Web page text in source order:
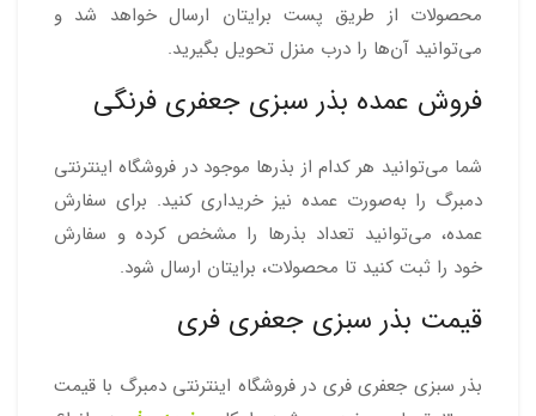
محصولات از طریق پست برایتان ارسال خواهد شد و
می‌توانید آن‌ها را درب منزل تحویل بگیرید.
فروش عمده بذر سبزی جعفری فرنگی
شما می‌توانید هر کدام از بذرها موجود در فروشگاه اینترنتی
دمبرگ را به‌صورت عمده نیز خریداری کنید. برای سفارش
عمده، می‌توانید تعداد بذرها را مشخص کرده و سفارش
خود را ثبت کنید تا محصولات، برایتان ارسال شود.
قیمت بذر سبزی جعفری فری
بذر سبزی جعفری فری در فروشگاه اینترنتی دمبرگ با قیمت